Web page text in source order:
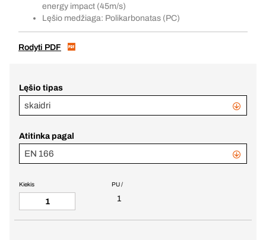
energy impact (45m/s)
Lęšio medžiaga: Polikarbonatas (PC)
Rodyti PDF
Lęšio tipas
skaidri
Atitinka pagal
EN 166
PU /
1
Kiekis